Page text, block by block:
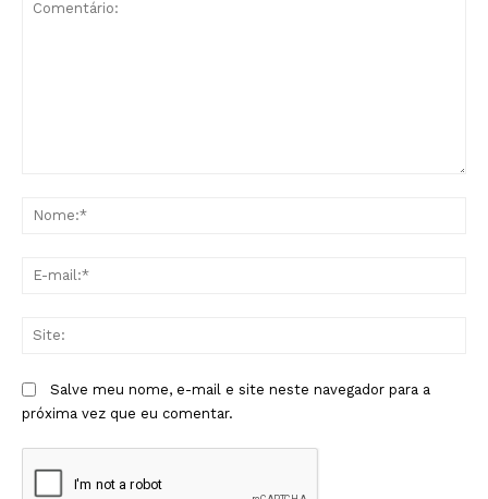
Salve meu nome, e-mail e site neste navegador para a
próxima vez que eu comentar.